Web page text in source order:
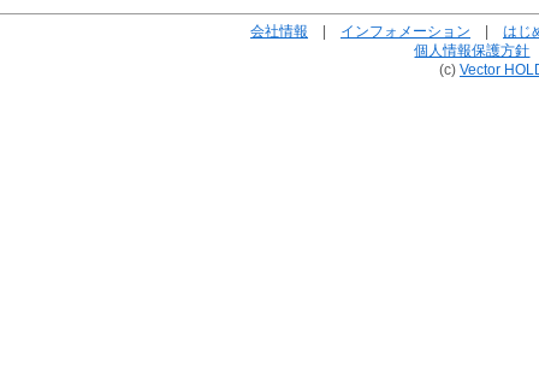
会社情報 | インフォメーション | はじ
個人情報保護方針
(c) Vector